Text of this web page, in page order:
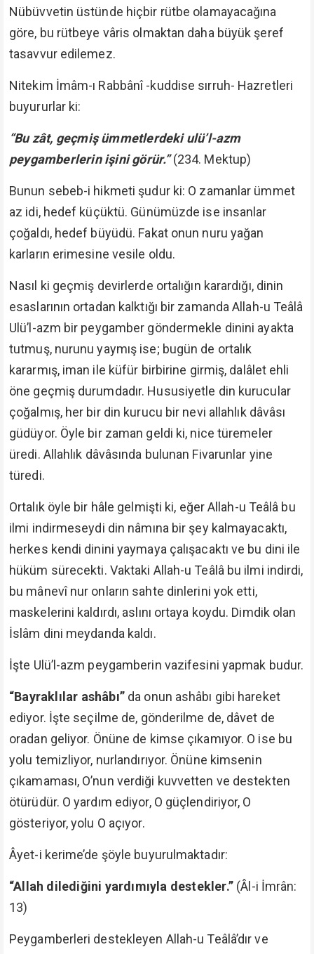
Nübüvvetin üstünde hiçbir rütbe olamayacağına
göre, bu rütbeye vâris olmaktan daha büyük şeref
tasavvur edilemez.
Nitekim İmâm-ı Rabbânî -kuddise sırruh- Hazretleri
buyururlar ki:
“Bu zât, geçmiş ümmetlerdeki ulü’l-azm
peygamberlerin işini görür.” (234. Mektup)
Bunun sebeb-i hikmeti şudur ki: O zamanlar ümmet
az idi, hedef küçüktü. Günümüzde ise insanlar
çoğaldı, hedef büyüdü. Fakat onun nuru yağan
karların erimesine vesile oldu.
Nasıl ki geçmiş devirlerde ortalığın karardığı, dinin
esaslarının ortadan kalktığı bir zamanda Allah-u Teâlâ
Ulü’l-azm bir peygamber göndermekle dinini ayakta
tutmuş, nurunu yaymış ise; bugün de ortalık
kararmış, iman ile küfür birbirine girmiş, dalâlet ehli
öne geçmiş durumdadır. Hususiyetle din kurucular
çoğalmış, her bir din kurucu bir nevi allahlık dâvâsı
güdüyor. Öyle bir zaman geldi ki, nice türemeler
üredi. Allahlık dâvâsında bulunan Fivarunlar yine
türedi.
Ortalık öyle bir hâle gelmişti ki, eğer Allah-u Teâlâ bu
ilmi indirmeseydi din nâmına bir şey kalmayacaktı,
herkes kendi dinini yaymaya çalışacaktı ve bu dini ile
hüküm sürecekti. Vaktaki Allah-u Teâlâ bu ilmi indirdi,
bu mânevî nur onların sahte dinlerini yok etti,
maskelerini kaldırdı, aslını ortaya koydu. Dimdik olan
İslâm dini meydanda kaldı.
İşte Ulü’l-azm peygamberin vazifesini yapmak budur.
“Bayraklılar ashâbı” da onun ashâbı gibi hareket
ediyor. İşte seçilme de, gönderilme de, dâvet de
oradan geliyor. Önüne de kimse çıkamıyor. O ise bu
yolu temizliyor, nurlandırıyor. Önüne kimsenin
çıkamaması, O’nun verdiği kuvvetten ve destekten
ötürüdür. O yardım ediyor, O güçlendiriyor, O
gösteriyor, yolu O açıyor.
Âyet-i kerime’de şöyle buyurulmaktadır:
“Allah dilediğini yardımıyla destekler.” (Âl-i İmrân:
13)
Peygamberleri destekleyen Allah-u Teâlâ’dır ve